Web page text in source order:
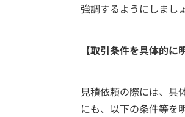
強調するようにしまし
【取引条件を具体的に
見積依頼の際には、具
にも、以下の条件等を